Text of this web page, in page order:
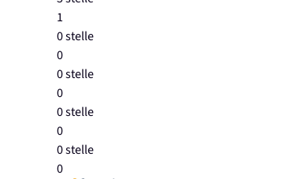
1
0 stelle
0
0 stelle
0
0 stelle
0
0 stelle
0